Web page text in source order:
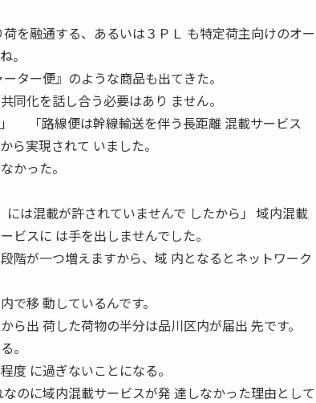
を融通する、あるいは３ＰＬ も特定荷主向けのオー
。
ター便』のような商品も出てきた。
同化を話し合う必要はあり ません。
「路線便は幹線輸送を伴う長距離 混載サービス
ら実現されて いました。
かった。
は混載が許されていませんで したから」 域内混載
スに は手を出しませんでした。
階が一つ増えますから、域 内となるとネットワーク
で移 動しているんです。
出 荷した荷物の半分は品川区内が届出 先です。
。
度 に過ぎないことになる。
のに域内混載サービスが発 達しなかった理由として